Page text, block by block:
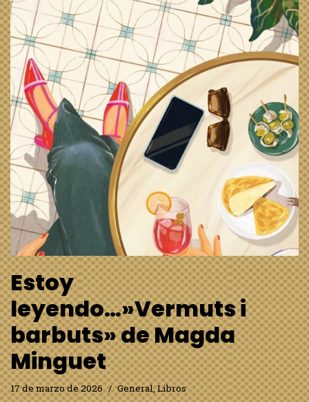
Estoy
leyendo…»Vermuts i
barbuts» de Magda
Minguet
17 de marzo de 2026 General,Libros